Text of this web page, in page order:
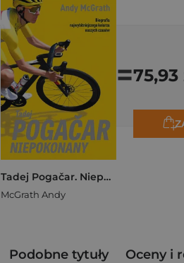
Tadej Pogačar. Niepokonany
McGrath Andy
=75,93
Podobne tytuły Oceny i